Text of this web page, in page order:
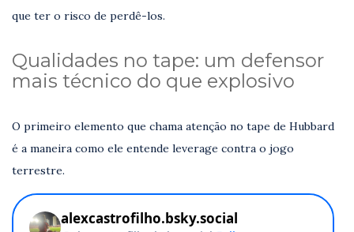
que ter o risco de perdê-los.
Qualidades no tape: um defensor
mais técnico do que explosivo
O primeiro elemento que chama atenção no tape de Hubbard
é a maneira como ele entende leverage contra o jogo
terrestre.